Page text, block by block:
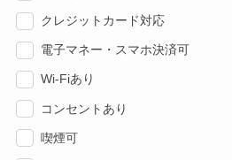
クレジットカード対応
電子マネー・スマホ決済可
Wi-Fiあり
コンセントあり
喫煙可